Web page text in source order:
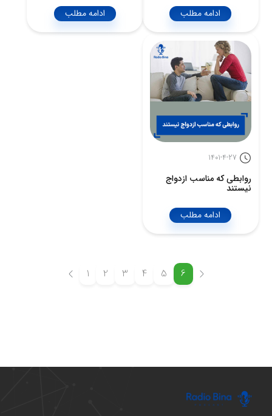
ادامه مطلب
ادامه مطلب
1401-4-27
روابطی که مناسب ازدواج
نیستند
ادامه مطلب
1 2 3 4 5 6